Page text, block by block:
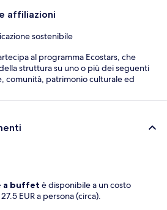
affiliazioni
sostenibile
al programma Ecostars, che
struttura su uno o più dei seguenti
comunità, patrimonio culturale ed
a buffet è disponibile a un costo
EUR a persona (circa).